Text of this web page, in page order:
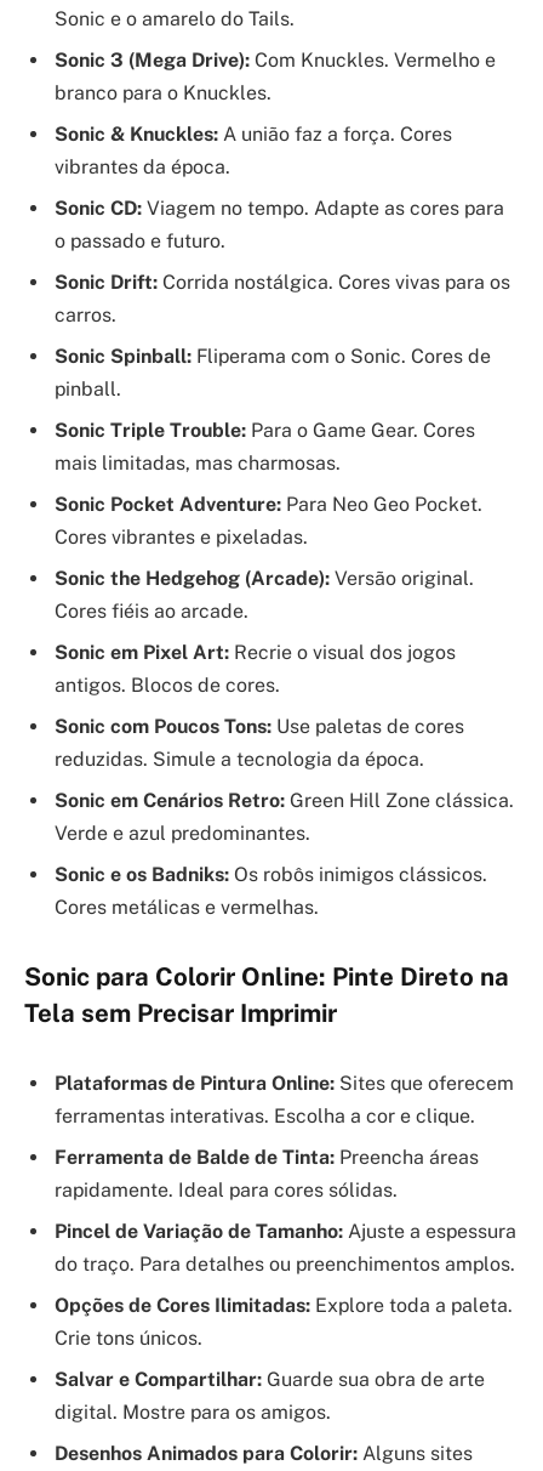
Sonic e o amarelo do Tails.
Sonic 3 (Mega Drive): Com Knuckles. Vermelho e
branco para o Knuckles.
Sonic & Knuckles: A união faz a força. Cores
vibrantes da época.
Sonic CD: Viagem no tempo. Adapte as cores para
o passado e futuro.
Sonic Drift: Corrida nostálgica. Cores vivas para os
carros.
Sonic Spinball: Fliperama com o Sonic. Cores de
pinball.
Sonic Triple Trouble: Para o Game Gear. Cores
mais limitadas, mas charmosas.
Sonic Pocket Adventure: Para Neo Geo Pocket.
Cores vibrantes e pixeladas.
Sonic the Hedgehog (Arcade): Versão original.
Cores fiéis ao arcade.
Sonic em Pixel Art: Recrie o visual dos jogos
antigos. Blocos de cores.
Sonic com Poucos Tons: Use paletas de cores
reduzidas. Simule a tecnologia da época.
Sonic em Cenários Retro: Green Hill Zone clássica.
Verde e azul predominantes.
Sonic e os Badniks: Os robôs inimigos clássicos.
Cores metálicas e vermelhas.
Sonic para Colorir Online: Pinte Direto na
Tela sem Precisar Imprimir
Plataformas de Pintura Online: Sites que oferecem
ferramentas interativas. Escolha a cor e clique.
Ferramenta de Balde de Tinta: Preencha áreas
rapidamente. Ideal para cores sólidas.
Pincel de Variação de Tamanho: Ajuste a espessura
do traço. Para detalhes ou preenchimentos amplos.
Opções de Cores Ilimitadas: Explore toda a paleta.
Crie tons únicos.
Salvar e Compartilhar: Guarde sua obra de arte
digital. Mostre para os amigos.
Desenhos Animados para Colorir: Alguns sites